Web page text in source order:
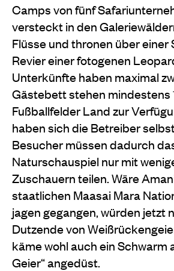
Camps von fünf
versteckt in den
Flüsse und thronen über einer
Revier einer fotogenen
Unterkünfte haben maximal
Gästebett stehen mindestens
Fußballfelder Land zur
haben sich die Betreiber
Besucher müssen dadurch
Naturschauspiel nur mit
Zuschauern teilen. Wäre
staatlichen Maasai Mara
jagen gegangen, würden jetzt
Dutzende von
käme wohl auch ein Schwarm
Geier“ angedüst.